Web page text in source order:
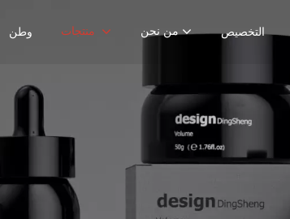
وطن من نحن التخصيص